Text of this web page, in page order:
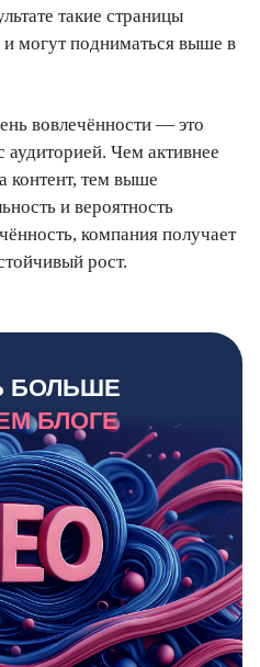
такие страницы
могут подниматься выше в
вовлечённости — это
аудиторией. Чем активнее
контент, тем выше
и вероятность
компания получает
рост.
БОЛЬШЕ
БЛОГЕ